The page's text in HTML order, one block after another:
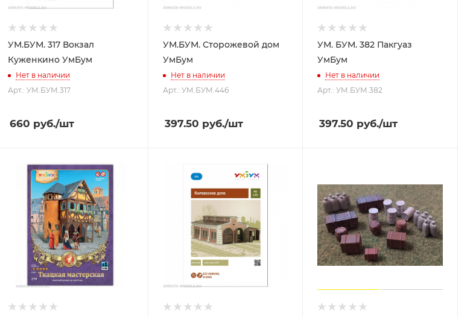
УМ.БУМ. 317 Вокзал
Куженкино УмБум
Нет в наличии
Арт.: УМ.БУМ.317
660 руб./шт
УМ.БУМ. Сторожевой дом
УмБум
Нет в наличии
Арт.: УМ.БУМ.446
397.50 руб./шт
УМ. БУМ. 382 Пакгуаз
УмБум
Нет в наличии
Арт.: УМ.БУМ.382
397.50 руб./шт